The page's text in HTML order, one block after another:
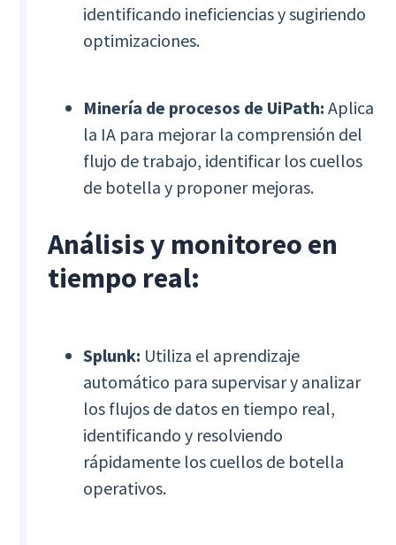
identificando ineficiencias y sugiriendo
optimizaciones.
Minería de procesos de UiPath: Aplica
la IA para mejorar la comprensión del
flujo de trabajo, identificar los cuellos
de botella y proponer mejoras.
Análisis y monitoreo en
tiempo real:
Splunk: Utiliza el aprendizaje
automático para supervisar y analizar
los flujos de datos en tiempo real,
identificando y resolviendo
rápidamente los cuellos de botella
operativos.